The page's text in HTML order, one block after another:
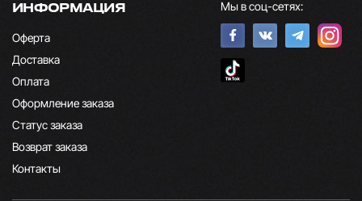
ИНФОРМАЦИЯ
Оферта
Доставка
Оплата
Оформление заказа
Статус заказа
Возврат заказа
Контакты
Мы в соц-сетях: